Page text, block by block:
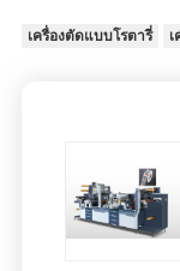
เครื่องตัดแบบโรตารี่